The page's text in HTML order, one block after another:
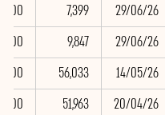
29/06/26
7,399
0.00
29/06/26
9,847
0.00
14/05/26
56,033
0.00
20/04/26
51,963
0.00